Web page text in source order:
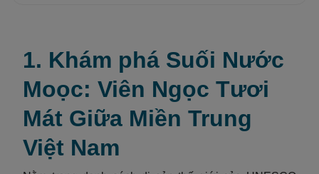
1. Khám phá Suối Nước
Moọc: Viên Ngọc Tươi
Mát Giữa Miền Trung
Việt Nam